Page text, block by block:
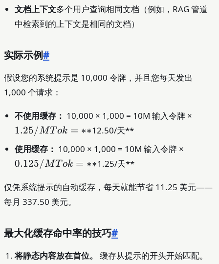
文档上下文多个用户查询相同文档（例如，RAG 管道
中检索到的上下文是相同的文档）
实际示例#
假设您的系统提示是 10,000 令牌，并且您每天发出
1,000 个请求：
不使用缓存： 10,000 × 1,000 = 10M 输入令牌 ×
1.25/MT ok = ∗∗12.50/天**
使用缓存： 10,000 × 1,000 = 10M 输入令牌 ×
0.125/MT ok = ∗∗1.25/天**
仅凭系统提示的自动缓存，每天就能节省 11.25 美元——
每月 337.50 美元。
最大化缓存命中率的技巧#
将静态内容放在首位。
缓存从提示的开头开始匹配。